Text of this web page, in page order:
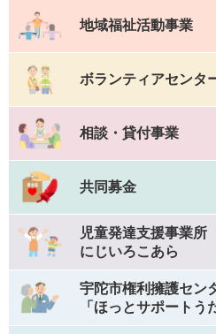
地域福祉活動事業
ボランティアセンタ
相談・貸付事業
共同募金
児童発達支援事業所
にじいろこあら
宇陀市権利擁護セン
「ほっとサポートう